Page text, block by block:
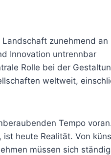
zunehmend an
Innovation untrennbar
Rolle bei der
weltweit,
Tempo
heute Realität. Von
müssen sich ständig